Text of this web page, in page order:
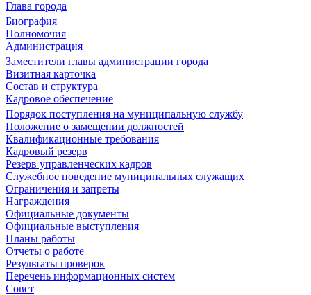
Глава города
Биография
Полномочия
Администрация
Заместители главы администрации города
Визитная карточка
Состав и структура
Кадровое обеспечение
Порядок поступления на муниципальную службу
Положение о замещении должностей
Квалификационные требования
Кадровый резерв
Резерв управленческих кадров
Служебное поведение муниципальных служащих
Ограничения и запреты
Награждения
Официальные документы
Официальные выступления
Планы работы
Отчеты о работе
Результаты проверок
Перечень информационных систем
Совет